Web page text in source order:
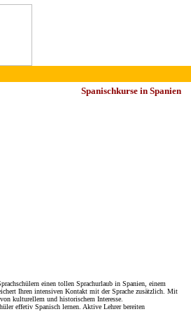
Spanischkurse in Spanien
einen tollen Sprachurlaub in Spanien, einem
Ihren intensiven Kontakt mit der Sprache zusätzlich. Mit
kulturellem und historischem Interesse.
effetiv Spanisch lernen. Aktive Lehrer bereiten